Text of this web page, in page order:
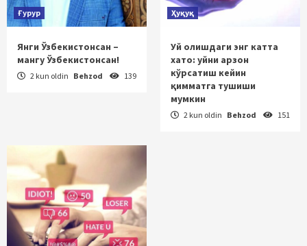
Ғурур
Янги Ўзбекистонсан –
мангу Ўзбекистонсан!
2 kun oldin Behzod 139
Ҳуқуқ
Уй олишдаги энг катта
хато: уйни арзон
кўрсатиш кейин
қимматга тушиши
мумкин
2 kun oldin Behzod 151